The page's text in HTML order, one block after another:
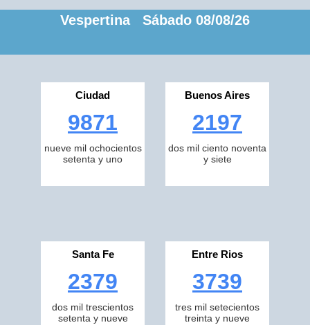
Vespertina Sábado 08/08/26
Ciudad
9871
nueve mil ochocientos
setenta y uno
Buenos Aires
2197
dos mil ciento noventa
y siete
Santa Fe
2379
dos mil trescientos
setenta y nueve
Entre Rios
3739
tres mil setecientos
treinta y nueve